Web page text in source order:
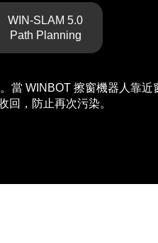
WIN-SLAM 5.0
Path Planning
WINBOT 擦窗機器人靠
回，防止再次污染。